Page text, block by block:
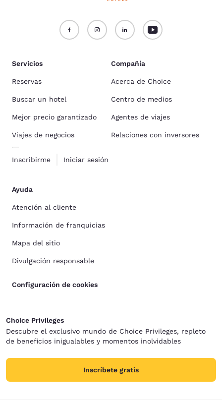
Servicios
Reservas
Buscar un hotel
Mejor precio garantizado
Viajes de negocios
Inscribirme Iniciar sesión
Compañía
Acerca de Choice
Centro de medios
Agentes de viajes
Relaciones con inversores
Ayuda
Atención al cliente
Información de franquicias
Mapa del sitio
Divulgación responsable
Configuración de cookies
Choice Privileges
Descubre el exclusivo mundo de Choice Privileges, repleto
de beneficios inigualables y momentos inolvidables
Inscríbete gratis